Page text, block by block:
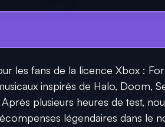
les fans de la licence Xbox :
inspirés de Halo, Doom,
plusieurs heures de test,
légendaires dans le